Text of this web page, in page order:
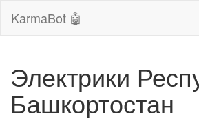
KarmaBot 🤖
Электрики
Башкортостан